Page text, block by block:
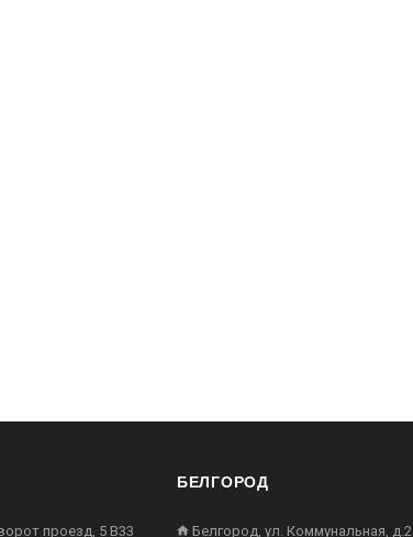
проезд, 5 В33
БЕЛГОРОД
Белгород, ул. Коммунальная, д.2